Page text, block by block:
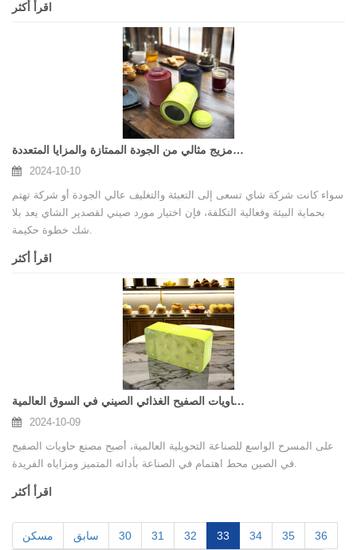
اقرأ أكثر
علبة الشاي الصيني المورد: مزيج مثالي من الجودة الممتازة والمزايا المتعددة
2024-10-10
سواء كانت شركة شاي تسعى إلى التعبئة والتغليف عالي الجودة أو شركة تهتم
بحماية البيئة وفعالية التكلفة، فإن اختيار مورد صيني لقصدير الشاي يعد بلا
شك خطوة حكيمة.
اقرأ أكثر
تحليل مزايا مصنع حاويات الصفيح الغذائي الصيني في السوق العالمية
2024-10-09
على المسرح الواسع للصناعة التحويلية العالمية، أصبح مصنع حاويات الصفيح
في الصين محط اهتمام في الصناعة بأدائه المتميز ومزاياه الفريدة.
اقرأ أكثر
مسكن سابق 30 31 32 33 34 35 36